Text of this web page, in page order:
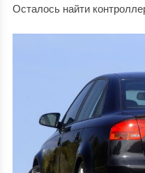
Осталось найти